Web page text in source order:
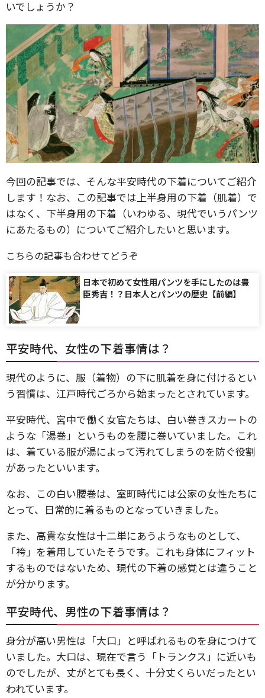
いでしょうか？
今回の記事では、そんな平安時代の下着についてご紹介
します！なお、この記事では上半身用の下着（肌着）で
はなく、下半身用の下着（いわゆる、現代でいうパンツ
にあたるもの）についてご紹介したいと思います。
こちらの記事も合わせてどうぞ
日本で初めて女性用パンツを手にしたのは豊
臣秀吉！？日本人とパンツの歴史【前編】
平安時代、女性の下着事情は？
現代のように、服（着物）の下に肌着を身に付けるとい
う習慣は、江戸時代ごろから始まったとされています。
平安時代、宮中で働く女官たちは、白い巻きスカートの
ような「湯巻」というものを腰に巻いていました。これ
は、着ている服が湯によって汚れてしまうのを防ぐ役割
があったといいます。
なお、この白い腰巻は、室町時代には公家の女性たちに
とって、日常的に着るものとなっていきました。
また、高貴な女性は十二単にあうようなものとして、
「袴」を着用していたそうです。これも身体にフィット
するものではないため、現代の下着の感覚とは違うこと
が分かります。
平安時代、男性の下着事情は？
身分が高い男性は「大口」と呼ばれるものを身につけて
いました。大口は、現在で言う「トランクス」に近いも
のでしたが、丈がとても長く、十分丈くらいだったとい
われています。